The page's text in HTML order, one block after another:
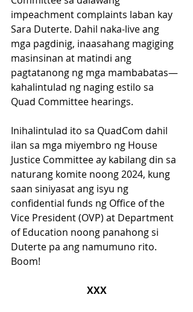
impeachment complaints laban kay
Sara Duterte. Dahil naka-live ang
mga pagdinig, inaasahang magiging
masinsinan at matindi ang
pagtatanong ng mga mambabatas—
kahalintulad ng naging estilo sa
Quad Committee hearings.
Inihalintulad ito sa QuadCom dahil
ilan sa mga miyembro ng House
Justice Committee ay kabilang din sa
naturang komite noong 2024, kung
saan siniyasat ang isyu ng
confidential funds ng Office of the
Vice President (OVP) at Department
of Education noong panahong si
Duterte pa ang namumuno rito.
Boom!
XXX